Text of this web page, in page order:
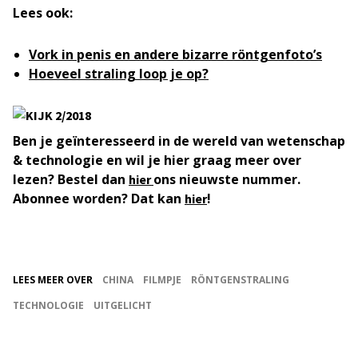
Lees ook:
Vork in penis en andere bizarre röntgenfoto’s
Hoeveel straling loop je op?
Ben je geïnteresseerd in de wereld van wetenschap
& technologie en wil je hier graag meer over
lezen? Bestel dan hierons nieuwste nummer.
Abonnee worden? Dat kan hier!
LEES MEER OVER CHINA FILMPJE
RÖNTGENSTRALING
TECHNOLOGIE
UITGELICHT